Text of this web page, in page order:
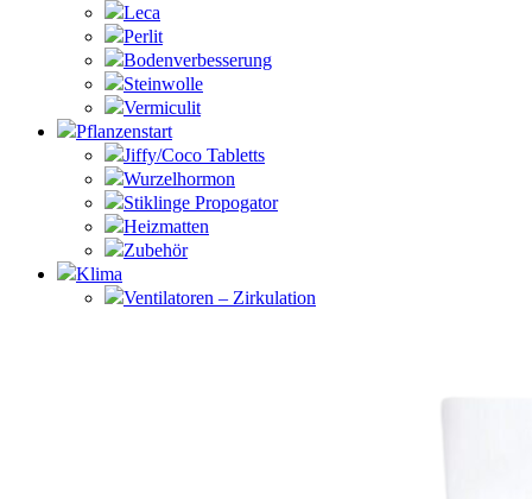
Leca
Perlit
Bodenverbesserung
Steinwolle
Vermiculit
Pflanzenstart
Jiffy/Coco Tabletts
Wurzelhormon
Stiklinge Propogator
Heizmatten
Zubehör
Klima
Ventilatoren – Zirkulation